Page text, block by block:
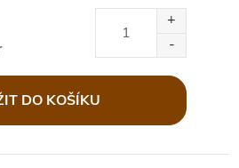
DO KOŠÍKU